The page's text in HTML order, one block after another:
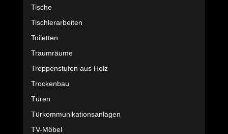
Tische
Tischlerarbeiten
Toiletten
Traumräume
Treppenstufen aus Holz
Trockenbau
Türen
Türkommunikationsanlagen
TV-Möbel